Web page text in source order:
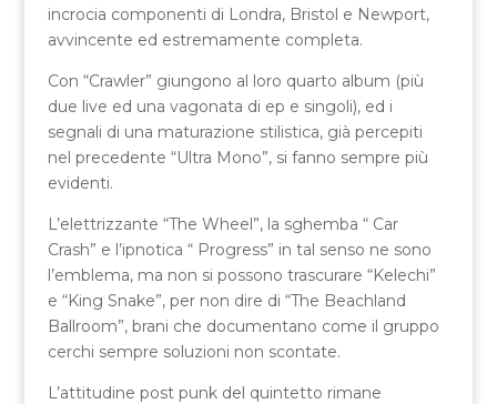
incrocia componenti di Londra, Bristol e Newport,
avvincente ed estremamente completa.
Con “Crawler” giungono al loro quarto album (più
due live ed una vagonata di ep e singoli), ed i
segnali di una maturazione stilistica, già percepiti
nel precedente “Ultra Mono”, si fanno sempre più
evidenti.
L’elettrizzante “The Wheel”, la sghemba “ Car
Crash” e l’ipnotica “ Progress” in tal senso ne sono
l’emblema, ma non si possono trascurare “Kelechi”
e “King Snake”, per non dire di “The Beachland
Ballroom”, brani che documentano come il gruppo
cerchi sempre soluzioni non scontate.
L’attitudine post punk del quintetto rimane